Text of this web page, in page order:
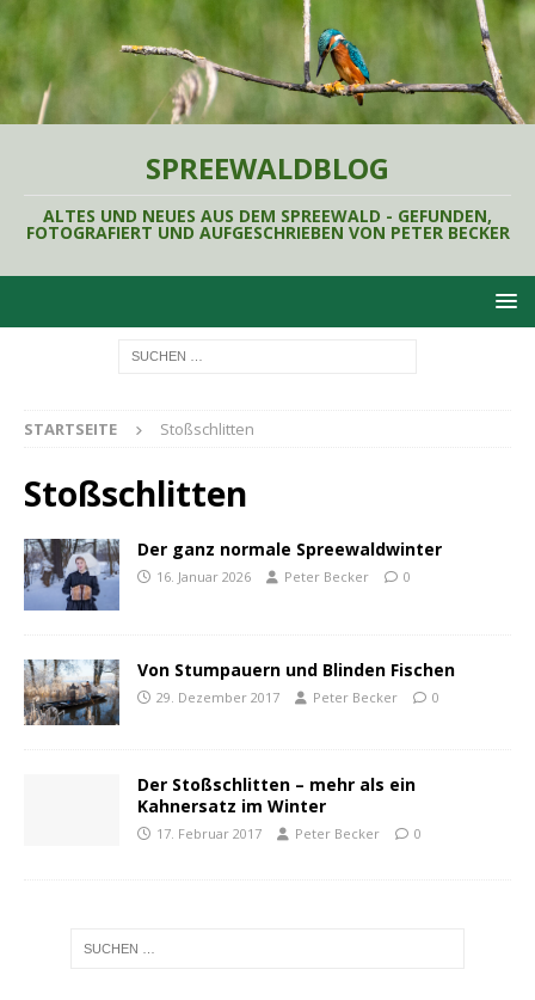
SPREEWALDBLOG
ALTES UND NEUES AUS DEM SPREEWALD - GEFUNDEN,
FOTOGRAFIERT UND AUFGESCHRIEBEN VON PETER BECKER
STARTSEITE Stoßschlitten
Stoßschlitten
Der ganz normale Spreewaldwinter
16. Januar 2026 Peter Becker 0
Von Stumpauern und Blinden Fischen
29. Dezember 2017 Peter Becker 0
Der Stoßschlitten – mehr als ein
Kahnersatz im Winter
17. Februar 2017 Peter Becker 0